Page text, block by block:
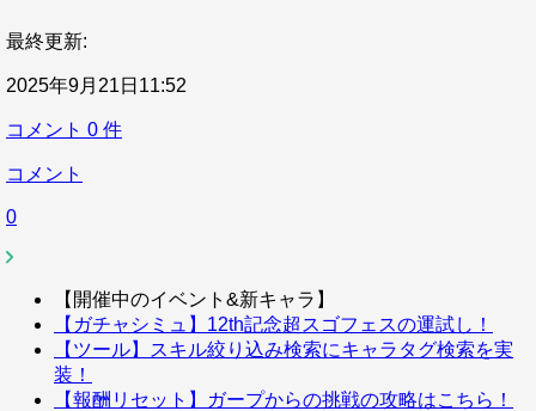
最終更新:
2025年9月21日11:52
コメント 0 件
コメント
0
【開催中のイベント&新キャラ】
【ガチャシミュ】12th記念超スゴフェスの運試し！
【ツール】スキル絞り込み検索にキャラタグ検索を実
装！
【報酬リセット】ガープからの挑戦の攻略はこちら！